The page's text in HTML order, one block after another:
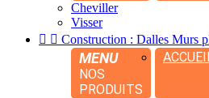
Cheviller
Visser
  Construction : Dalles Murs
MENU
NOS
PRODUITS